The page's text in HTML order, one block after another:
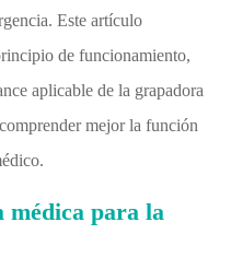
Este artículo
de funcionamiento,
aplicable de la grapadora
mejor la función
médica para la